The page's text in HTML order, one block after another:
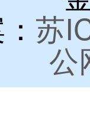
苏
公